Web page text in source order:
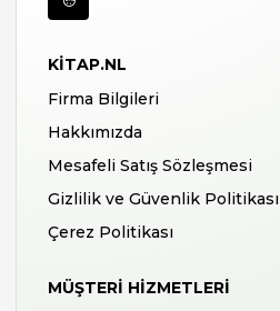
KITAP.NL
Firma Bilgileri
Hakkımızda
Mesafeli Satış Sözleşmesi
Gizlilik ve Güvenlik Politikası
Çerez Politikası
MÜŞTERI HIZMETLERI